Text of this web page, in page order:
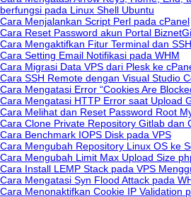
berfungsi pada Linux Shell Ubuntu
Cara Menjalankan Script Perl pada cPanel
Cara Reset Password akun Portal
Cara Mengaktifkan Fitur Terminal dan
Cara Setting Email Notifikasi pada WHM
Cara Migrasi Data VPS dari Plesk ke
Cara SSH Remote dengan Visual Studio
Cara Mengatasi Error “Cookies Are
Cara Mengatasi HTTP Error saat Upload
Cara Melihat dan Reset Password Root
Cara Clone Private Repository Gitlab dan
Cara Benchmark IOPS Disk pada VPS
Cara Mengubah Repository Linux OS ke
Cara Mengubah Limit Max Upload Size
Cara Install LEMP Stack pada VPS
Cara Mengatasi Syn Flood Attack pada
Cara Menonaktifkan Cookie IP Validation